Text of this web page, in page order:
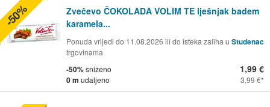
Zvečevo ČOKOLADA VOLIM TE lješnjak badem
karamela...
Ponuda vrijedi do 11.08.2026 ili do isteka zaliha u Studenac
trgovinama
-50%sniženo
0 m udaljeno
1,99 €
3,99 €
-50%